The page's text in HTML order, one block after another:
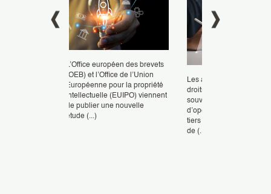
L’Office européen des brevets
(OEB) et l’Office de l’Union
Européenne pour la propriété
intellectuelle (EUIPO) viennent
de publier une nouvelle
étude (...)
Les audits de
droits de PI sont le plus
souvent effectués lors
d’opérations impliquant
tiers (cession de société,
de (...)